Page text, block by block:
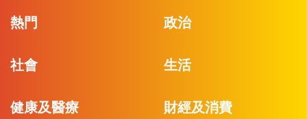
熱門 政治
社會 生活
健康及醫療 財經及消費